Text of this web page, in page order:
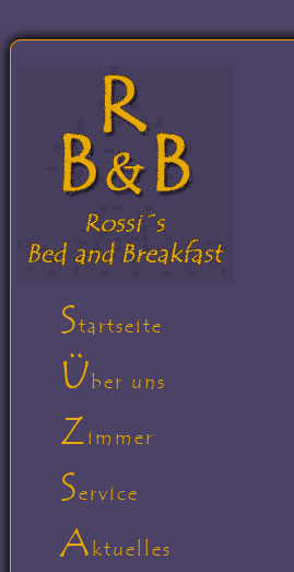
Startseite
Über uns
Zimmer
Service
Aktuelles